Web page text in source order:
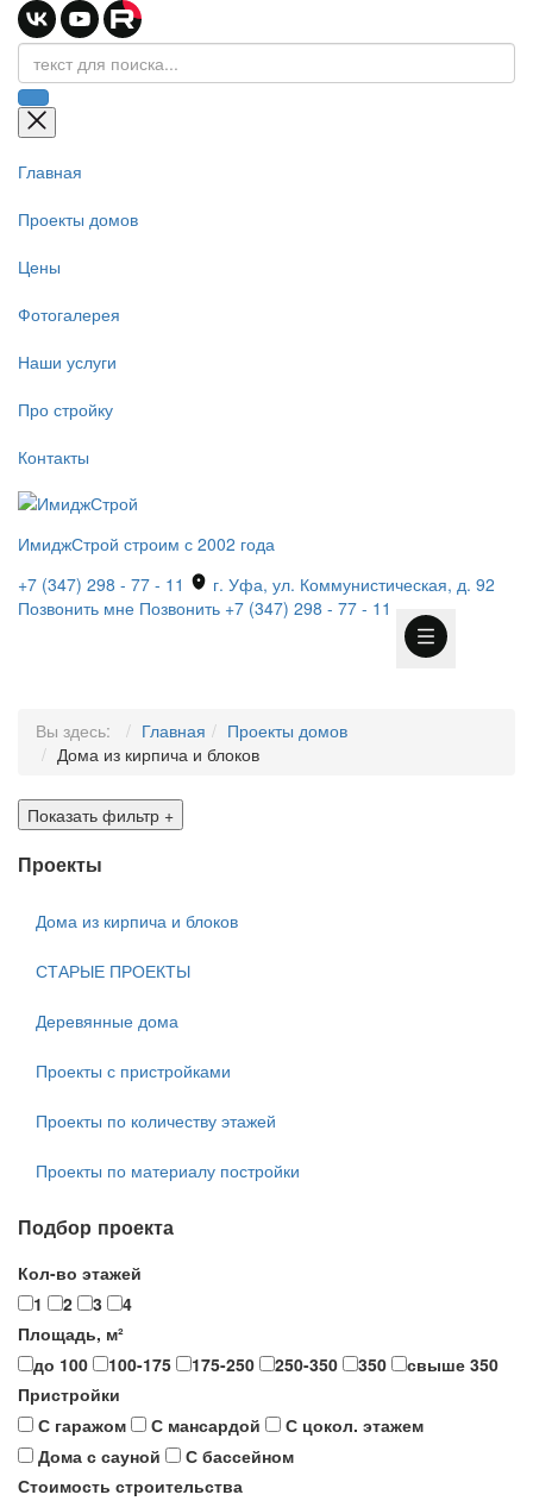
Главная
Проекты домов
Цены
Фотогалерея
Наши услуги
Про стройку
Контакты
ИмиджСтрой строим с 2002 года
+7 (347) 298 - 77 - 11
г. Уфа, ул. Коммунистическая, д. 92
Позвонить мне Позвонить +7 (347) 298 - 77 - 11
Вы здесь: Главная
Проекты домов
Дома из кирпича и блоков
Показать фильтр +
Проекты
Дома из кирпича и блоков
СТАРЫЕ ПРОЕКТЫ
Деревянные дома
Проекты с пристройками
Проекты по количеству этажей
Проекты по материалу постройки
Подбор проекта
Кол-во этажей
1
2 3
4
Площадь, м²
до 100
100-175 175-250 250-350 350
свыше 350
Пристройки
С гаражом
С мансардой
С цокол. этажем
Дома с сауной
С бассейном
Стоимость строительства